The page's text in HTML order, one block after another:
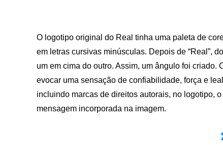
O logotipo original do Real tinha uma paleta de
em letras cursivas minúsculas. Depois de “Real”,
um em cima do outro. Assim, um ângulo foi
evocar uma sensação de confiabilidade, força e
incluindo marcas de direitos autorais, no logotipo,
mensagem incorporada na imagem.